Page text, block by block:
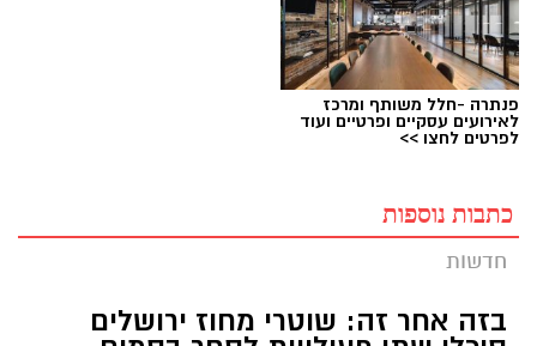
פנתרה -חלל משותף ומרכז
לאירועים עסקיים ופרטיים ועוד
לפרטים לחצו >>
כתבות נוספות
חדשות
בזה אחר זה: שוטרי מחוז ירושלים